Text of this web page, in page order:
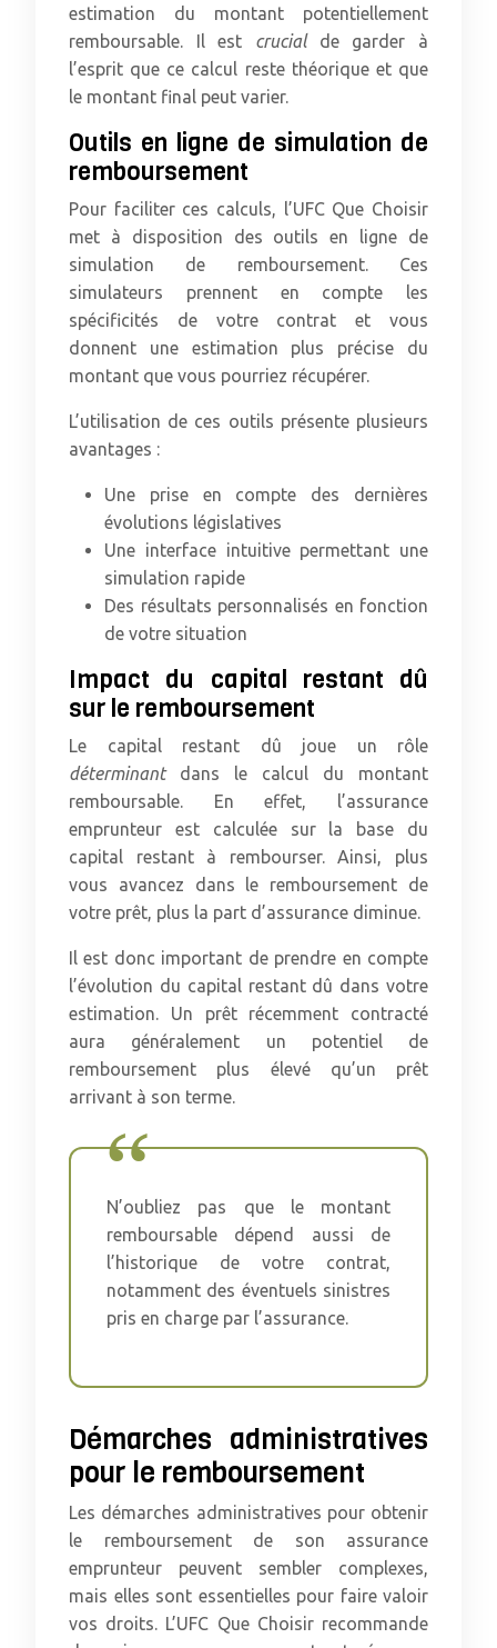
estimation du montant potentiellement
remboursable. Il est crucial de garder à
l’esprit que ce calcul reste théorique et que
le montant final peut varier.
Outils en ligne de simulation de
remboursement
Pour faciliter ces calculs, l’UFC Que Choisir
met à disposition des outils en ligne de
simulation de remboursement. Ces
simulateurs prennent en compte les
spécificités de votre contrat et vous
donnent une estimation plus précise du
montant que vous pourriez récupérer.
L’utilisation de ces outils présente plusieurs
avantages :
Une prise en compte des dernières
évolutions législatives
Une interface intuitive permettant une
simulation rapide
Des résultats personnalisés en fonction
de votre situation
Impact du capital restant dû
sur le remboursement
Le capital restant dû joue un rôle
déterminant dans le calcul du montant
remboursable. En effet, l’assurance
emprunteur est calculée sur la base du
capital restant à rembourser. Ainsi, plus
vous avancez dans le remboursement de
votre prêt, plus la part d’assurance diminue.
Il est donc important de prendre en compte
l’évolution du capital restant dû dans votre
estimation. Un prêt récemment contracté
aura généralement un potentiel de
remboursement plus élevé qu’un prêt
arrivant à son terme.
N’oubliez pas que le montant
remboursable dépend aussi de
l’historique de votre contrat,
notamment des éventuels sinistres
pris en charge par l’assurance.
Démarches administratives
pour le remboursement
Les démarches administratives pour obtenir
le remboursement de son assurance
emprunteur peuvent sembler complexes,
mais elles sont essentielles pour faire valoir
vos droits. L’UFC Que Choisir recommande